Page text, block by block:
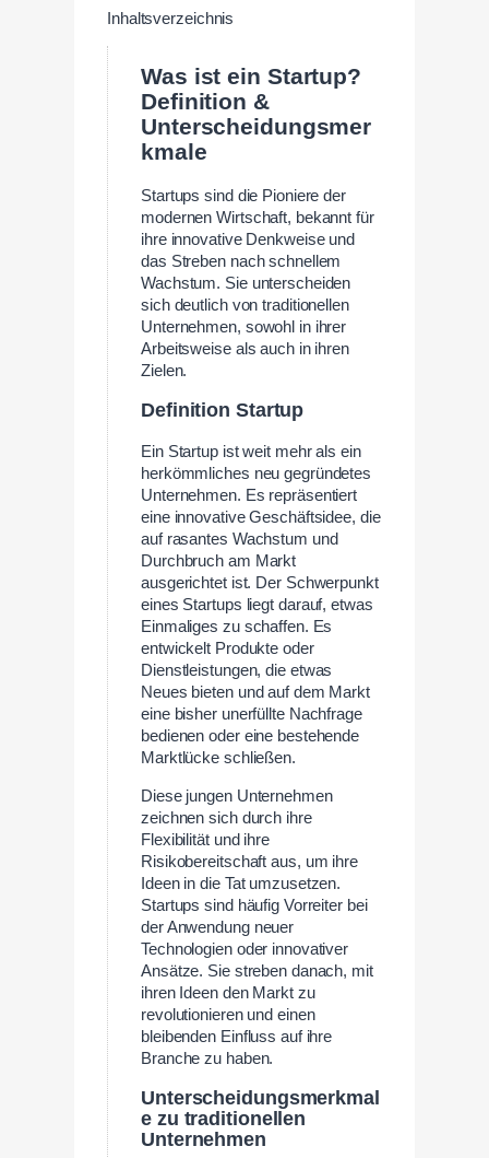
Inhaltsverzeichnis
Was ist ein Startup?
Definition &
Unterscheidungsmer
kmale
Startups sind die Pioniere der
modernen Wirtschaft, bekannt für
ihre innovative Denkweise und
das Streben nach schnellem
Wachstum. Sie unterscheiden
sich deutlich von traditionellen
Unternehmen, sowohl in ihrer
Arbeitsweise als auch in ihren
Zielen.
Definition Startup
Ein Startup ist weit mehr als ein
herkömmliches neu gegründetes
Unternehmen. Es repräsentiert
eine innovative Geschäftsidee, die
auf rasantes Wachstum und
Durchbruch am Markt
ausgerichtet ist. Der Schwerpunkt
eines Startups liegt darauf, etwas
Einmaliges zu schaffen. Es
entwickelt Produkte oder
Dienstleistungen, die etwas
Neues bieten und auf dem Markt
eine bisher unerfüllte Nachfrage
bedienen oder eine bestehende
Marktlücke schließen.
Diese jungen Unternehmen
zeichnen sich durch ihre
Flexibilität und ihre
Risikobereitschaft aus, um ihre
Ideen in die Tat umzusetzen.
Startups sind häufig Vorreiter bei
der Anwendung neuer
Technologien oder innovativer
Ansätze. Sie streben danach, mit
ihren Ideen den Markt zu
revolutionieren und einen
bleibenden Einfluss auf ihre
Branche zu haben.
Unterscheidungsmerkmal
e zu traditionellen
Unternehmen